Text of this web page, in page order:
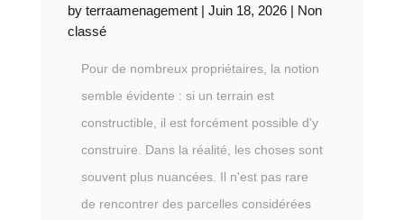
by terraamenagement| Juin 18, 2026| Non
classé
Pour de nombreux propriétaires, la notion
semble évidente : si un terrain est
constructible, il est forcément possible d'y
construire. Dans la réalité, les choses sont
souvent plus nuancées. Il n'est pas rare
de rencontrer des parcelles considérées